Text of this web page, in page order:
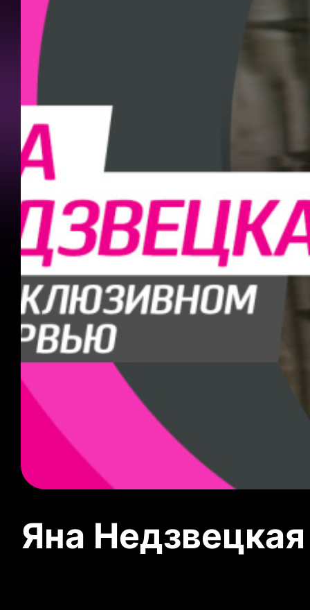
Яна Недзвецкая